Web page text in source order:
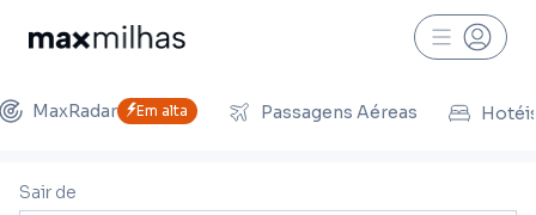
MaxRadar Em alta Passagens Aéreas
Sair de